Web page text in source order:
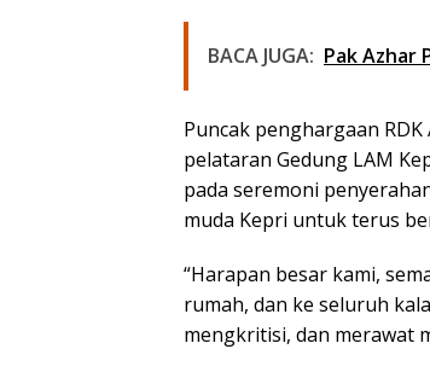
BACA JUGA: Pak Azhar
Puncak penghargaan
pelataran Gedung LAM
pada seremoni
muda Kepri untuk terus
“Harapan besar kami,
rumah, dan ke seluruh
mengkritisi, dan merawat